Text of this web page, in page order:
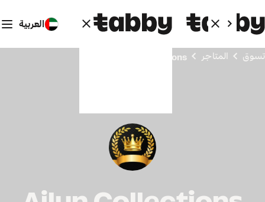
العربية
تسوق المتاجر Ailyn Collections